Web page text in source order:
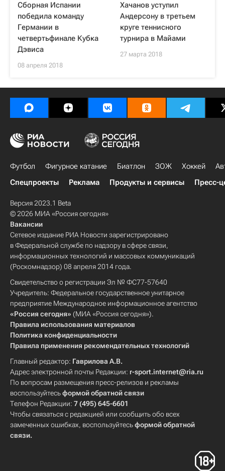
Сборная Испании
победила команду
Германии в
четвертьфинале Кубка
Дэвиса
08 апреля 2018
Хачанов уступил
Андерсону в третьем
круге теннисного
турнира в Майами
27 марта 2018
Футбол Фигурное катание Биатлон ЗОЖ Хоккей
Спецпроекты
Реклама Продукты и сервисы Пресс-
Версия 2023.1 Beta
© 2026 МИА «Россия сегодня»
Вакансии
Сетевое издание РИА Новости зарегистрировано
в Федеральной службе по надзору в сфере связи,
информационных технологий и массовых коммуникаций
(Роскомнадзор) 08 апреля 2014 года.
Свидетельство о регистрации Эл № ФС77-57640
Учредитель: Федеральное государственное унитарное
предприятие Международное информационное агентство
«Россия сегодня» (МИА «Россия сегодня»).
Правила использования материалов
Политика конфиденциальности
Правила применения рекомендательных технологий
Главный редактор: Гаврилова А.В.
Адрес электронной почты Редакции: r-sport.internet@ria.ru
По вопросам размещения пресс-релизов и рекламы
воспользуйтесьформой обратной связи
Телефон Редакции: 7 (495) 645-6601
Чтобы связаться с редакцией или сообщить обо всех
замеченных ошибках, воспользуйтесьформой обратной
связи.